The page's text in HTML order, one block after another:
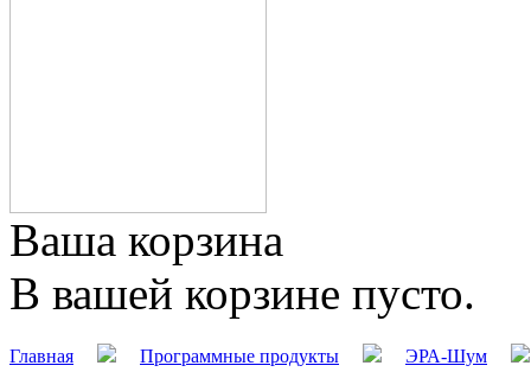
Ваша корзина
В вашей корзине пусто.
Главная Программные продукты ЭРА-Шум